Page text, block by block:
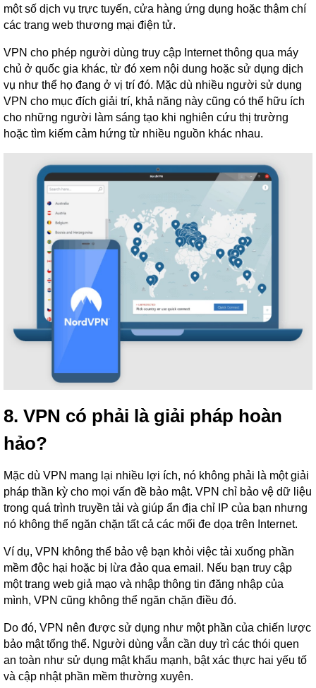
một số dịch vụ trực tuyến, cửa hàng ứng dụng hoặc thậm chí
các trang web thương mại điện tử.
VPN cho phép người dùng truy cập Internet thông qua máy
chủ ở quốc gia khác, từ đó xem nội dung hoặc sử dụng dịch
vụ như thể họ đang ở vị trí đó. Mặc dù nhiều người sử dụng
VPN cho mục đích giải trí, khả năng này cũng có thể hữu ích
cho những người làm sáng tạo khi nghiên cứu thị trường
hoặc tìm kiếm cảm hứng từ nhiều nguồn khác nhau.
8. VPN có phải là giải pháp hoàn
hảo?
Mặc dù VPN mang lại nhiều lợi ích, nó không phải là một giải
pháp thần kỳ cho mọi vấn đề bảo mật. VPN chỉ bảo vệ dữ liệu
trong quá trình truyền tải và giúp ẩn địa chỉ IP của bạn nhưng
nó không thể ngăn chặn tất cả các mối đe dọa trên Internet.
Ví dụ, VPN không thể bảo vệ bạn khỏi việc tải xuống phần
mềm độc hại hoặc bị lừa đảo qua email. Nếu bạn truy cập
một trang web giả mạo và nhập thông tin đăng nhập của
mình, VPN cũng không thể ngăn chặn điều đó.
Do đó, VPN nên được sử dụng như một phần của chiến lược
bảo mật tổng thể. Người dùng vẫn cần duy trì các thói quen
an toàn như sử dụng mật khẩu mạnh, bật xác thực hai yếu tố
và cập nhật phần mềm thường xuyên.